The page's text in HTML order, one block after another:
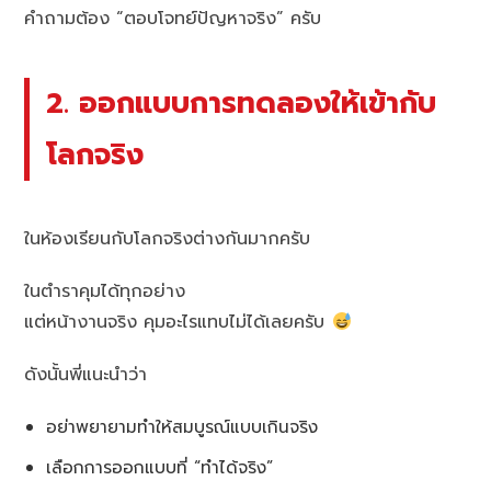
คำถามต้อง “ตอบโจทย์ปัญหาจริง” ครับ
2. ออกแบบการทดลองให้เข้ากับ
โลกจริง
ในห้องเรียนกับโลกจริงต่างกันมากครับ
ในตำราคุมได้ทุกอย่าง
แต่หน้างานจริง คุมอะไรแทบไม่ได้เลยครับ
ดังนั้นพี่แนะนำว่า
อย่าพยายามทำให้สมบูรณ์แบบเกินจริง
เลือกการออกแบบที่ “ทำได้จริง”